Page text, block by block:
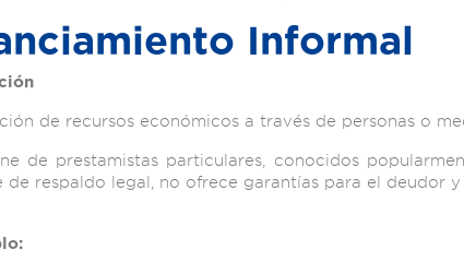
Informal
de recursos económicos a través de personas o
de prestamistas particulares, conocidos
de respaldo legal, no ofrece garantías para el deudor y